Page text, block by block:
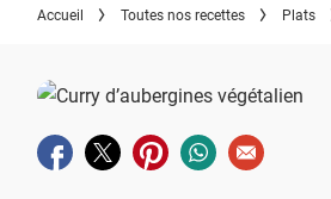
Accueil Toutes nos recettes Plats
Partager sur facebook
Partager sur twitter
Partager sur pinterest
Partager sur
Envoyer à